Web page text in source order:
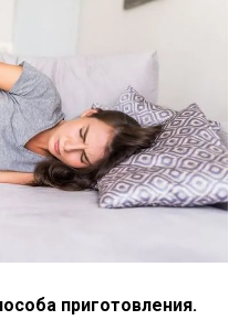
приготовления.